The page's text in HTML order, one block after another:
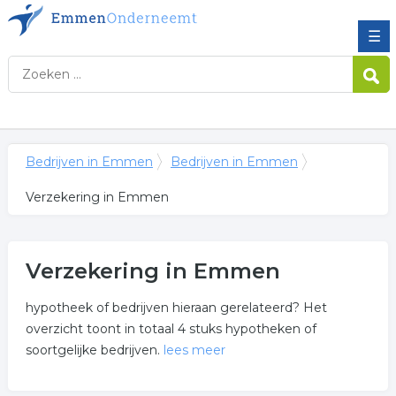
☰
Bedrijven in Emmen Bedrijven in Emmen
Verzekering in Emmen
Verzekering in Emmen
hypotheek of bedrijven hieraan gerelateerd? Het
overzicht toont in totaal 4 stuks hypotheken of
soortgelijke bedrijven. lees meer